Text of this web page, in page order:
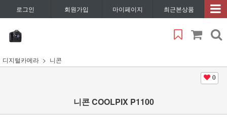
로그인 회원가입 마이페이지 최근본상품
디지털카메라 니콘
0
니콘 COOLPIX P1100